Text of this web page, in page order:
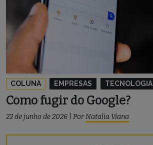
COLUNA EMPRESAS TECNOLOGIA
Como fugir do Google?
22 de junho de 2026 PorNatalia Viana